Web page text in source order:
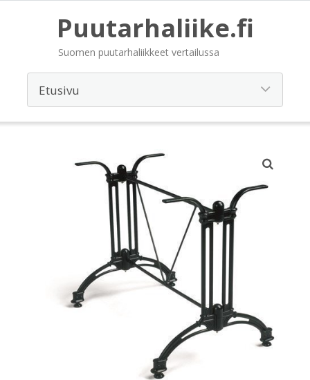
Puutarhaliike.fi
Suomen puutarhaliikkeet vertailussa